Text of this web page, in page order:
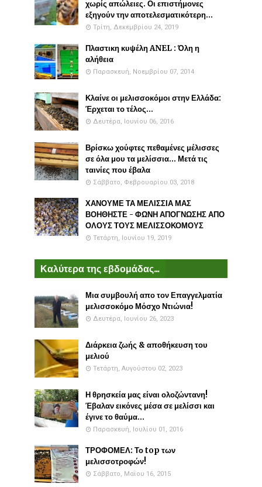
χωρίς απώλειες. Οι επιστήμονες
εξηγούν την αποτελεσματικότερη...
Τρίτη, Δεκεμβρίου 24, 2019
Πλαστικη κυψέλη ANEL : Όλη η
αλήθεια
Παρασκευή, Νοεμβρίου 07, 2014
Κλαίνε οι μελισσοκόμοι στην Ελλάδα:
Έρχεται το τέλος...
Δευτέρα, Ιουνίου 06, 2016
Βρίσκω χούφτες πεθαμένες μέλισσες
σε όλα μου τα μελίσσια... Μετά τις
ταινίες που έβαλα
Σάββατο, Φεβρουαρίου 03, 2018
ΧΑΝΟΥΜΕ ΤΑ ΜΕΛΙΣΣΙΑ ΜΑΣ
ΒΟΗΘΗΣΤΕ - ΦΩΝΗ ΑΠΟΓΝΩΣΗΣ ΑΠΟ
ΟΛΟΥΣ ΤΟΥΣ ΜΕΛΙΣΣΟΚΟΜΟΥΣ
Τετάρτη, Ιουνίου 19, 2019
Καλύτερα της εβδομάδας...
Μια συμβουλή απο τον Επαγγελματία
μελισσοκόμο Μόσχο Ντιώνια!
Δευτέρα, Ιουνίου 26, 2023
Διάρκεια ζωής & αποθήκευση του
μελιού
Τετάρτη, Αυγούστου 02, 2023
Η θρησκεία μας είναι ολοζώντανη!
Έβαλαν εικόνες μέσα σε μελίσσι και
έγινε το θαύμα...
Παρασκευή, Ιουλίου 01, 2016
ΤΡΟΦΟΜΕΛ: Το top των
μελισσοτροφών!
Σάββατο, Μαΐου 16, 2015